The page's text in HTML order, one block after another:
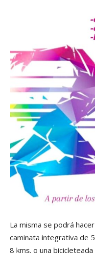
La misma se podrá
caminata integrativa de
8 kms. o una